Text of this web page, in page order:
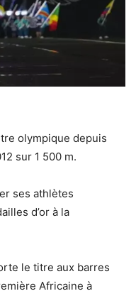
olympique depuis
sur 1 500 m.
ses athlètes
d’or à la
le titre aux barres
Africaine à